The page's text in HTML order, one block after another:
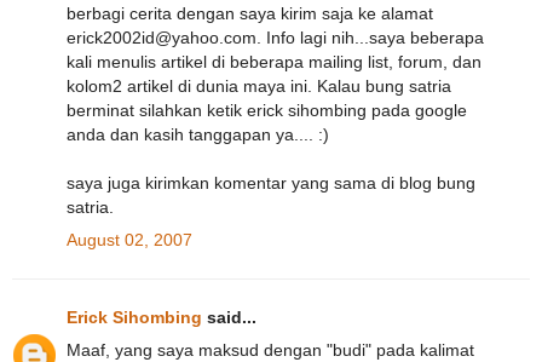
berbagi cerita dengan saya kirim saja ke alamat
erick2002id@yahoo.com. Info lagi nih...saya beberapa
kali menulis artikel di beberapa mailing list, forum, dan
kolom2 artikel di dunia maya ini. Kalau bung satria
berminat silahkan ketik erick sihombing pada google
anda dan kasih tanggapan ya.... :)
saya juga kirimkan komentar yang sama di blog bung
satria.
August 02, 2007
Erick Sihombing said...
Maaf, yang saya maksud dengan "budi" pada kalimat